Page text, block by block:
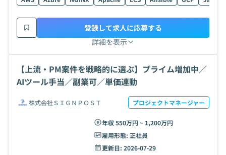
詳細を表示
登録して求人に応募する
【上流・PM案件を戦略的に選ぶ】プライム増加中／
AIツール手当／副業可／単価連動
株式会社ＳＩＧＮＰＯＳＴ プロジェクトマネージャー
年収 550万円 ~ 1,200万円
雇用形態: 正社員
更新日: 2026-07-29